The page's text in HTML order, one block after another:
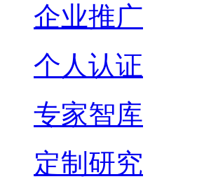
企业推广
个人认证
专家智库
定制研究